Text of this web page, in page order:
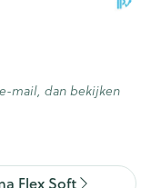
mail, dan bekijken
Flex Soft